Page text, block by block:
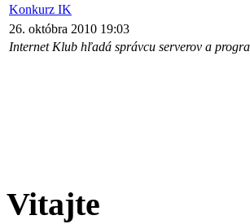
Konkurz IK
26. októbra 2010 19:03
Internet Klub hľadá správcu serverov a
Vitajte